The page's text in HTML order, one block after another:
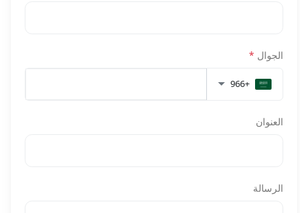
الجوال *
+966
العنوان
الرسالة